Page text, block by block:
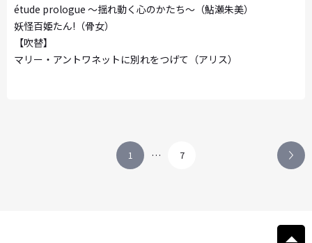
étude prologue 〜揺れ動く心のかたち〜（鮎瀬朱美）
妖怪百姫たん!（骨女）
【吹替】
マリー・アントワネットに別れをつげて（アリス）
1 … 7